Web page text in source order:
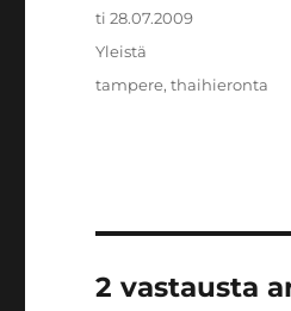
Julkaistu
ti 28.07.2009
Kategoriat
Yleistä
Avainsanat
tampere,thaihieronta
2 vastausta